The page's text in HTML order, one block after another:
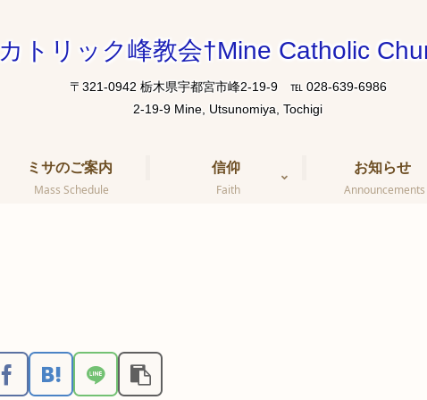
カトリック峰教会†Mine Catholic
〒321-0942 栃木県宇都宮市峰2-19-9 ℡ 028-639-6986
ミサのご案内
Mass Schedule
信仰
Faith
お知らせ
Announcements